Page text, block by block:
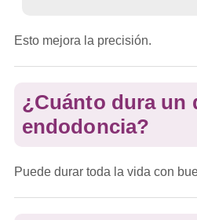
Esto mejora la precisión.
¿Cuánto dura un
endodoncia?
Puede durar toda la vida con